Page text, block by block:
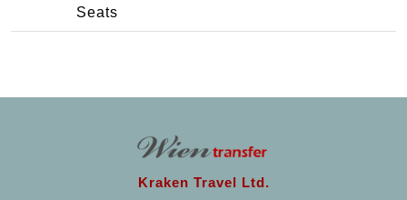
Seats
Kraken Travel Ltd.